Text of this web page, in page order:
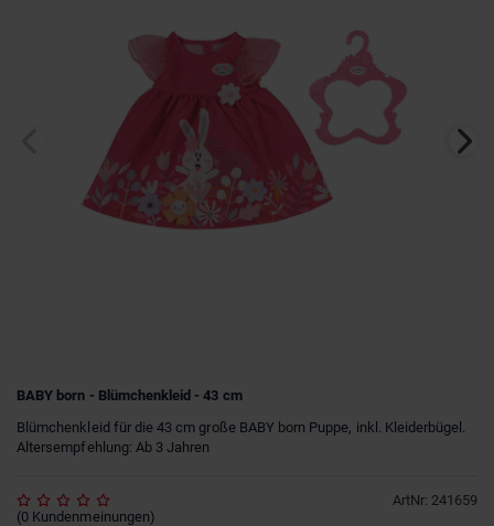
BABY born - Blümchenkleid - 43 cm
Blümchenkleid für die 43 cm große BABY born Puppe, inkl. Kleiderbügel.
Altersempfehlung: Ab 3 Jahren
ArtNr: 241659
(0 Kundenmeinungen)